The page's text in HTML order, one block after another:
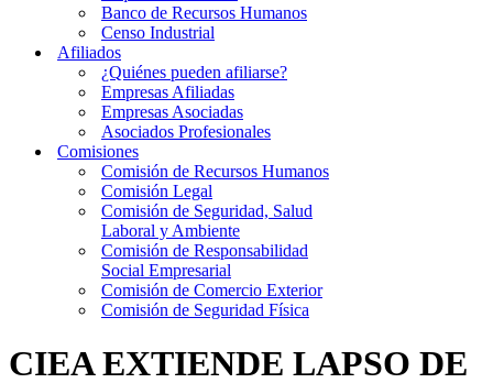
Banco de Recursos Humanos
Censo Industrial
Afiliados
¿Quiénes pueden afiliarse?
Empresas Afiliadas
Empresas Asociadas
Asociados Profesionales
Comisiones
Comisión de Recursos Humanos
Comisión Legal
Comisión de Seguridad, Salud
Laboral y Ambiente
Comisión de Responsabilidad
Social Empresarial
Comisión de Comercio Exterior
Comisión de Seguridad Física
CIEA EXTIENDE LAPSO DE